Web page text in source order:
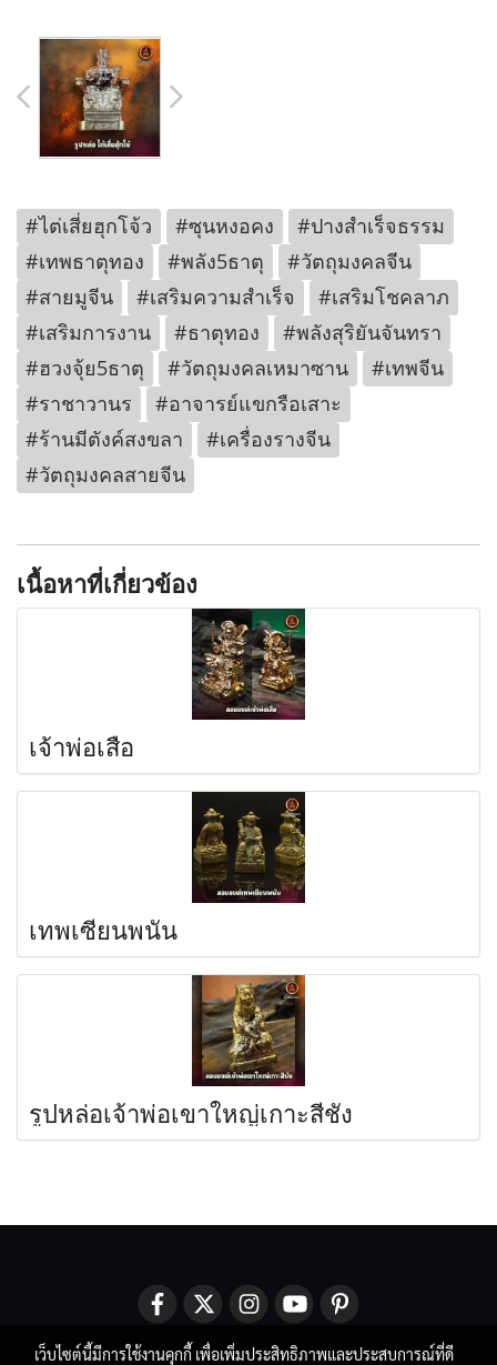
#ไต่เสี่ยฮุกโจ้ว #ซุนหงอคง
#ปางสำเร็จธรรม
#เทพธาตุทอง
#พลัง5ธาตุ
#วัตถุมงคลจีน
#สายมูจีน
#เสริมความสำเร็จ
#เสริมโชคลาภ
#เสริมการงาน
#ธาตุทอง
#พลังสุริยันจันทรา
#ฮวงจุ้ย5ธาตุ
#วัตถุมงคลเหมาซาน
#เทพจีน
#ราชาวานร
#อาจารย์แขกรือเสาะ
#ร้านมีตังค์สงขลา
#เครื่องรางจีน
#วัตถุมงคลสายจีน
เนื้อหาที่เกี่ยวข้อง
เจ้าพ่อเสือ
เทพเซียนพนัน
รูปหล่อเจ้าพ่อเขาใหญ่เกาะสีชัง
เว็บไซต์นี้มีการใช้งานคุกกี้ เพื่อเพิ่มประสิทธิภาพและประสบการณ์ที่ดี